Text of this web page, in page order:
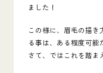
ました！
この様に、 眉毛の描き
る事は、ある程度可能
さて、ではこれを踏ま